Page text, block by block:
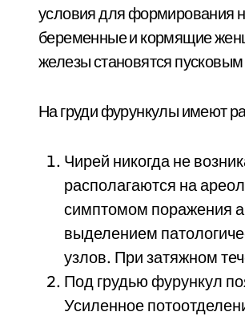
условия для формирования
беременные и кормящие
железы становятся
На груди фурункулы имеют
Чирей никогда не
располагаются на
симптомом поражения
выделением
узлов. При затяжном
Под грудью фурункул
Усиленное